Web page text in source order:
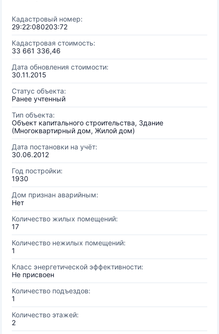
Кадастровый номер:
29:22:080203:72
Кадастровая стоимость:
33 661 336,46
Дата обновления стоимости:
30.11.2015
Статус объекта:
Ранее учтенный
Тип объекта:
Объект капитального строительства, Здание
(Многоквартирный дом, Жилой дом)
Дата постановки на учёт:
30.06.2012
Год постройки:
1930
Дом признан аварийным:
Нет
Количество жилых помещений:
17
Количество нежилых помещений:
1
Класс энергетической эффективности:
Не присвоен
Количество подъездов:
1
Количество этажей:
2